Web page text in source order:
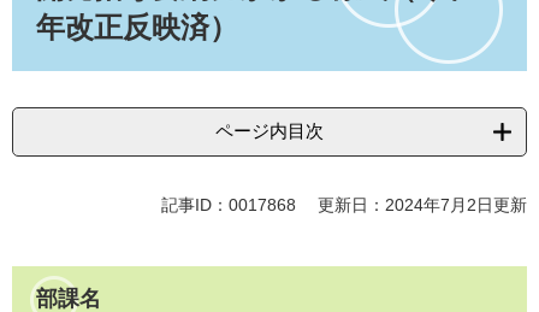
へ
年改正反映済）
ページ内目次
記事ID：0017868 更新日：2024年7月2日更新
部課名